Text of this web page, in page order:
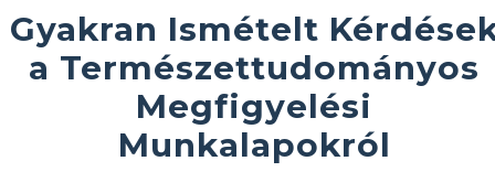
Gyakran Ismételt
a Természettudományos
Megfigyelési
Munkalapokról